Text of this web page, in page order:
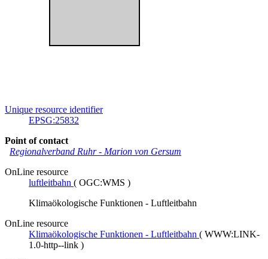
Unique resource identifier
EPSG:25832
Point of contact
Regionalverband Ruhr- Marion von Gersum
OnLine resource
luftleitbahn ( OGC:WMS )
Klimaökologische Funktionen - Luftleitbahn
OnLine resource
Klimaökologische Funktionen - Luftleitbahn ( WWW:LINK-
1.0-http--link )